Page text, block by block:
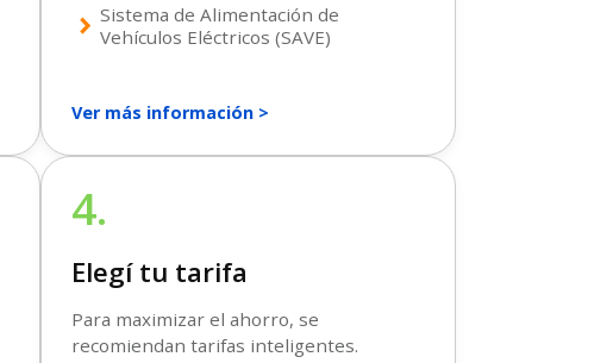
chevron_right Sistema de Alimentación de
Vehículos Eléctricos (SAVE)
Ver más información >
4.
Elegí tu tarifa
Para maximizar el ahorro, se
recomiendan tarifas inteligentes.